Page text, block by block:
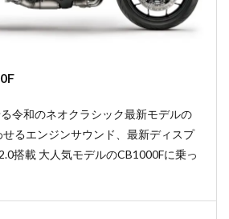
令和のネオクラシック最新モデルの
るエンジンサウンド、最新ディスプ
搭載 大人気モデルのCB1000Fに乗っ